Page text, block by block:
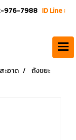
976-7988 ID Line :
ะอาด
ถังขยะ